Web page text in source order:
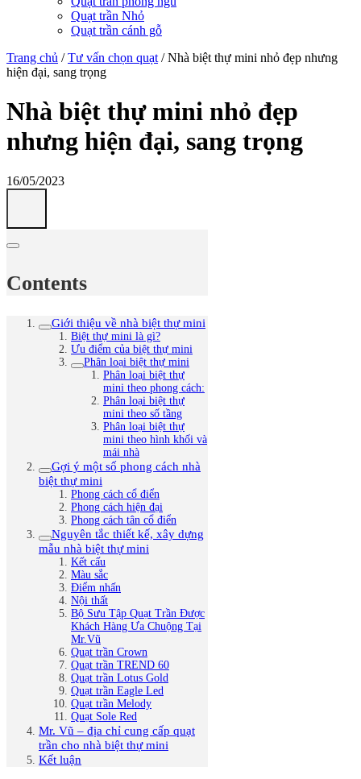
Quạt trần Nhỏ
Quạt trần cánh gỗ
Trang chủ /Tư vấn chọn quạt /Nhà biệt thự mini nhỏ đẹp nhưng
hiện đại, sang trọng
Nhà biệt thự mini nhỏ đẹp
nhưng hiện đại, sang trọng
16/05/2023
Contents
Giới thiệu về nhà biệt thự mini
Biệt thự mini là gì?
Ưu điểm của biệt thự mini
Phân loại biệt thự mini
Phân loại biệt thự
mini theo phong cách:
Phân loại biệt thự
mini theo số tầng
Phân loại biệt thự
mini theo hình khối và
mái nhà
Gợi ý một số phong cách nhà
biệt thự mini
Phong cách cổ điển
Phong cách hiện đại
Phong cách tân cổ điển
Nguyên tắc thiết kế, xây dựng
mẫu nhà biệt thự mini
Kết cấu
Màu sắc
Điểm nhấn
Nội thất
Bộ Sưu Tập Quạt Trần Được
Khách Hàng Ưa Chuộng Tại
Mr.Vũ
Quạt trần Crown
Quạt trần TREND 60
Quạt trần Lotus Gold
Quạt trần Eagle Led
Quạt trần Melody
Quạt Sole Red
Mr. Vũ – địa chỉ cung cấp quạt
trần cho nhà biệt thự mini
Kết luận